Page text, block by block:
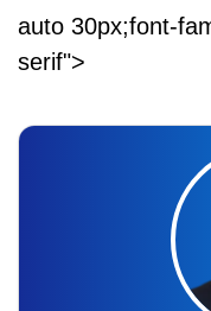
auto 30px;font-
serif">